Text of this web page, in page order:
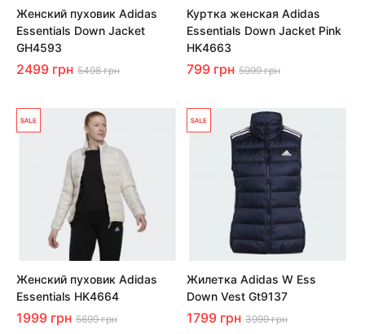
Женский пуховик Adidas
Essentials Down Jacket
GH4593
2499 грн 5498 грн
Куртка женская Adidas
Essentials Down Jacket Pink
HK4663
799 грн 5999 грн
Женский пуховик Adidas
Essentials HK4664
1999 грн 5699 грн
Жилетка Adidas W Ess
Down Vest Gt9137
1799 грн 3999 грн